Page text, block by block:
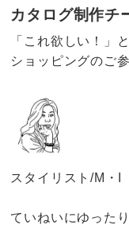
カタログ制作チ
「これ欲しい！」
ショッピングのご
スタイリスト/M・I
ていねいにゆった